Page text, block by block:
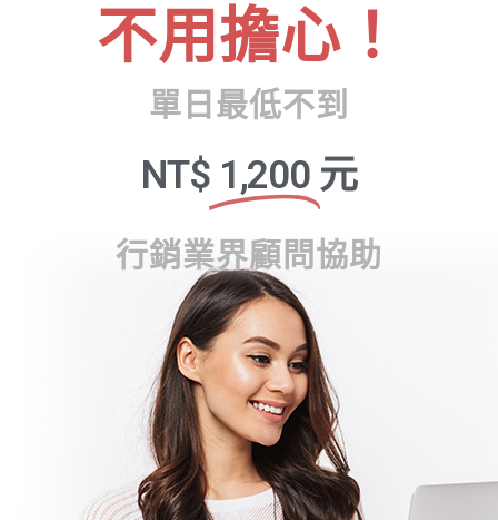
不用擔心！
單日最低不到
NT$ 1,200 元
行銷業界顧問協助